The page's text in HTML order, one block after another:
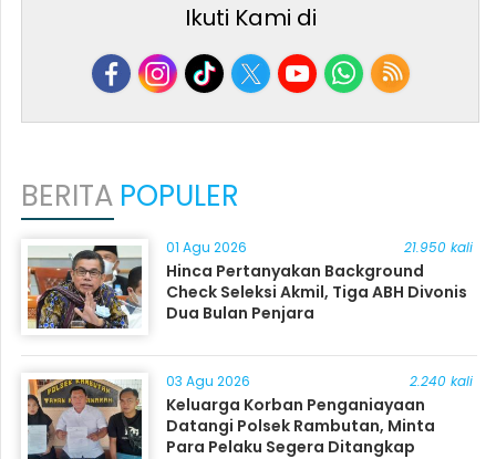
Ikuti Kami di
BERITA POPULER
01 Agu 2026 21.950 kali
Hinca Pertanyakan Background
Check Seleksi Akmil, Tiga ABH Divonis
Dua Bulan Penjara
03 Agu 2026 2.240 kali
Keluarga Korban Penganiayaan
Datangi Polsek Rambutan, Minta
Para Pelaku Segera Ditangkap